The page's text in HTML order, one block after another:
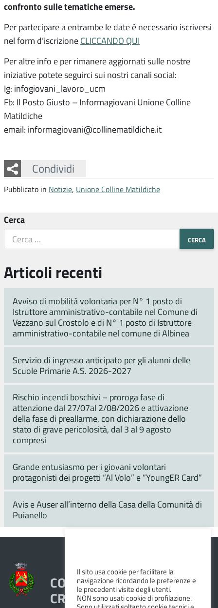
confronto sulle tematiche emerse.
Per partecipare a entrambe le date è necessario iscriversi
nel form d’iscrizione CLICCANDO QUI
Per altre info e per rimanere aggiornati sulle nostre
iniziative potete seguirci sui nostri canali social:
Ig: infogiovani_lavoro_ucm
Fb: Il Posto Giusto – Informagiovani Unione Colline
Matildiche
email: informagiovani@collinematildiche.it
Condividi
Facebook
Twitter
Whatsapp
Pubblicato in Notizie, Unione Colline Matildiche
Cerca
Articoli recenti
Avviso di mobilità volontaria per N° 1 posto di
Istruttore amministrativo-contabile nel Comune di
Vezzano sul Crostolo e di N° 1 posto di Istruttore
amministrativo-contabile nel comune di Albinea
Servizio di ingresso anticipato per gli alunni delle
Scuole Primarie A.S. 2026-2027
Rischio incendi boschivi – proroga fase di
attenzione dal 27/07al 2/08/2026 e attivazione
della fase di preallarme, con dichiarazione dello
stato di grave pericolosità, dal 3 al 9 agosto
compresi
Grande entusiasmo per i giovani volontari
protagonisti dei progetti “Al Volo” e “YoungER Card”
Avis e Auser all’interno della Casa della Comunità di
Puianello
COMUNE DI VEZZANO SUL
CROSTOLO
Il sito usa cookie per facilitare la
navigazione ricordando le preferenze e
le precedenti visite degli utenti.
NON sono usati cookie di profilazione.